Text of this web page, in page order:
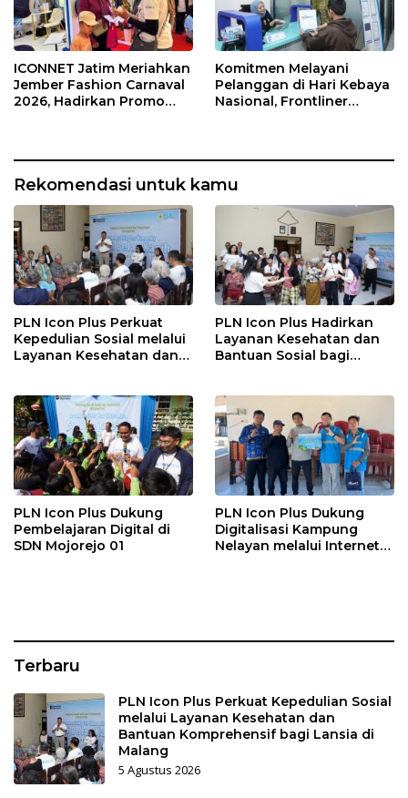
ICONNET Jatim Meriahkan
Jember Fashion Carnaval
2026, Hadirkan Promo
Komitmen Melayani
Pelanggan di Hari Kebaya
Nasional, Frontliner
Rekomendasi untuk kamu
PLN Icon Plus Perkuat
Kepedulian Sosial melalui
Layanan Kesehatan dan
PLN Icon Plus Hadirkan
Layanan Kesehatan dan
Bantuan Sosial bagi
PLN Icon Plus Dukung
Pembelajaran Digital di
SDN Mojorejo 01
PLN Icon Plus Dukung
Digitalisasi Kampung
Nelayan melalui Internet
Terbaru
PLN Icon Plus Perkuat Kepedulian Sosial
melalui Layanan Kesehatan dan
Bantuan Komprehensif bagi Lansia di
Malang
5 Agustus 2026